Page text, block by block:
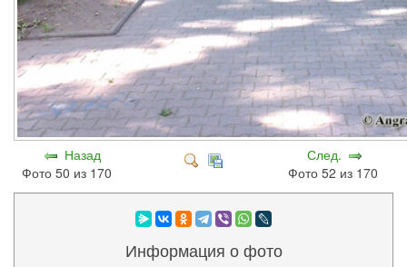
Назад
Фото 50 из 170
След.
Фото 52 из 170
Информация о фото